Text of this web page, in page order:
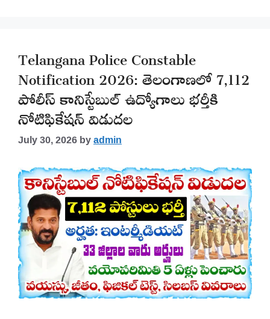
Telangana Police Constable
Notification 2026: తెలంగాణలో 7,112
పోలీస్ కానిస్టేబుల్ ఉద్యోగాలు భర్తీకి
నోటిఫికేషన్ విడుదల
July 30, 2026byadmin